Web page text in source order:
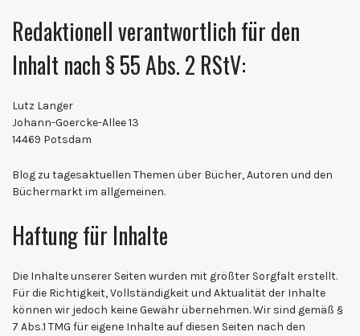
Redaktionell verantwortlich für den
Inhalt nach § 55 Abs. 2 RStV:
Lutz Langer
Johann-Goercke-Allee 13
14469 Potsdam
Blog zu tagesaktuellen Themen über Bücher, Autoren und den
Büchermarkt im allgemeinen.
Haftung für Inhalte
Die Inhalte unserer Seiten wurden mit größter Sorgfalt erstellt.
Für die Richtigkeit, Vollständigkeit und Aktualität der Inhalte
können wir jedoch keine Gewähr übernehmen. Wir sind gemäß §
7 Abs.1 TMG für eigene Inhalte auf diesen Seiten nach den